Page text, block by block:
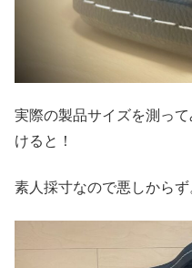
実際の製品サイズを測っ
けると！
素人採寸なので悪しからず